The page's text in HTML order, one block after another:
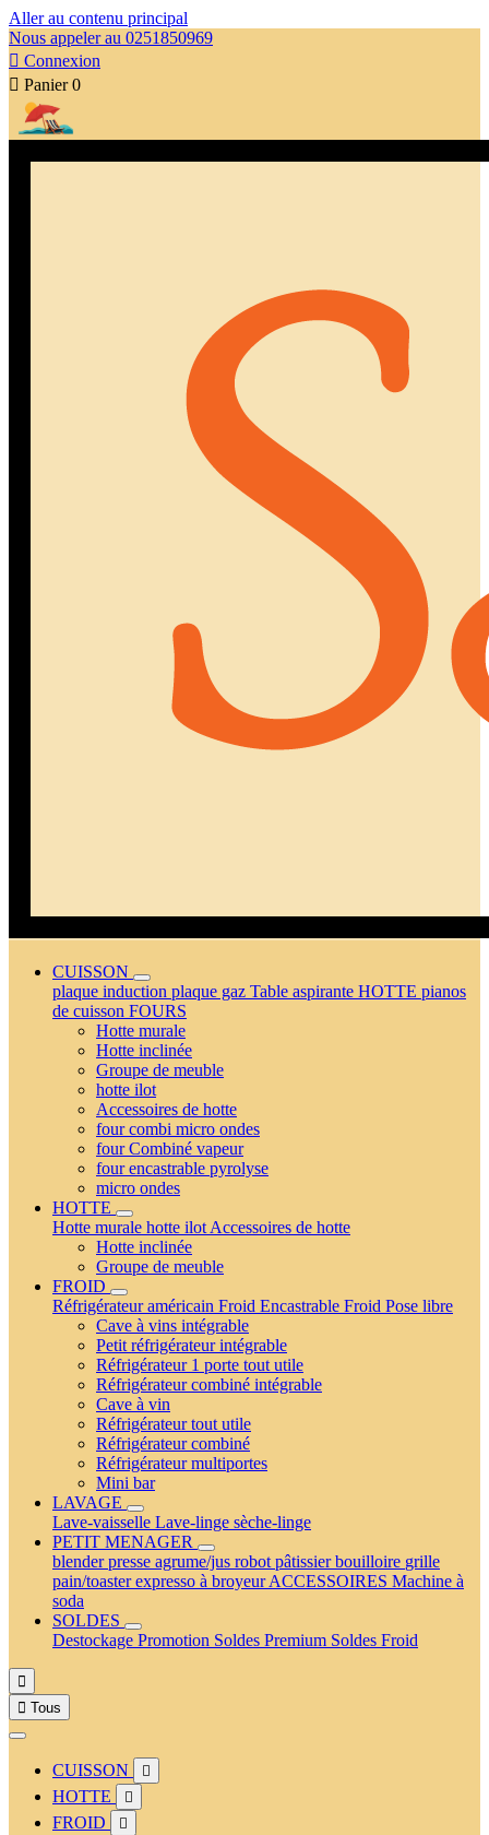
Aller au contenu principal
Nous appeler au 0251850969
 Connexion
 Panier 0
CUISSON
plaque induction plaque gaz Table aspirante HOTTE pianos
de cuisson FOURS
Hotte murale
Hotte inclinée
Groupe de meuble
hotte ilot
Accessoires de hotte
four combi micro ondes
four Combiné vapeur
four encastrable pyrolyse
micro ondes
HOTTE
Hotte murale hotte ilot Accessoires de hotte
Hotte inclinée
Groupe de meuble
FROID
Réfrigérateur américain Froid Encastrable Froid Pose libre
Cave à vins intégrable
Petit réfrigérateur intégrable
Réfrigérateur 1 porte tout utile
Réfrigérateur combiné intégrable
Cave à vin
Réfrigérateur tout utile
Réfrigérateur combiné
Réfrigérateur multiportes
Mini bar
LAVAGE
Lave-vaisselle Lave-linge sèche-linge
PETIT MENAGER
blenderpresse agrume/jus robot pâtissierbouilloire grille
pain/toasterexpresso à broyeurACCESSOIRES Machine à
soda
SOLDES
Destockage Promotion Soldes Premium Soldes Froid

 Tous
CUISSON 
HOTTE 
FROID 